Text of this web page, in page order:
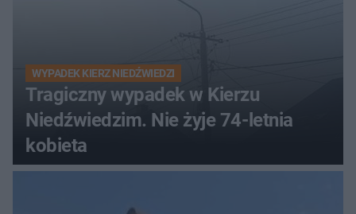
WYPADEK KIERZ NIEDŹWIEDZI
Tragiczny wypadek w Kierzu
Niedźwiedzim. Nie żyje 74-letnia
kobieta